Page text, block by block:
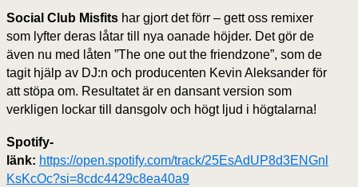
Social Club Misfits har gjort det förr – gett oss remixer
som lyfter deras låtar till nya oanade höjder. Det gör de
även nu med låten ”The one out the friendzone”, som de
tagit hjälp av DJ:n och producenten Kevin Aleksander för
att stöpa om. Resultatet är en dansant version som
verkligen lockar till dansgolv och högt ljud i högtalarna!
Spotify-
länk: https://open.spotify.com/track/25EsAdUP8d3ENGnl
KsKcOc?si=8cdc4429c8ea40a9